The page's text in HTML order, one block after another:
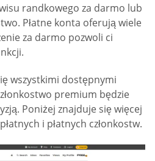
randkowego za darmo lub
Płatne konta oferują wiele
za darmo pozwoli ci
wszystkimi dostępnymi
premium będzie
Poniżej znajduje się więcej
i płatnych członkostw.